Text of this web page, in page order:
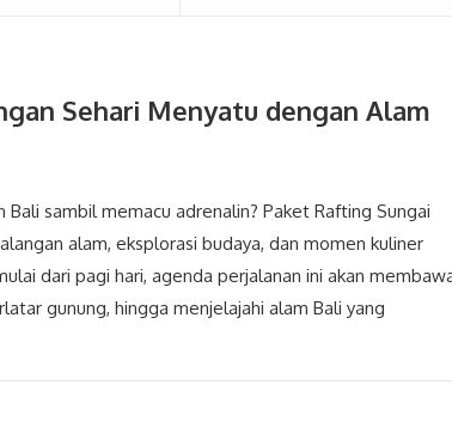
Sehari Menyatu dengan Alam
sambil memacu adrenalin? Paket Rafting Sungai
alam, eksplorasi budaya, dan momen kuliner
dari pagi hari, agenda perjalanan ini akan
gunung, hingga menjelajahi alam Bali yang